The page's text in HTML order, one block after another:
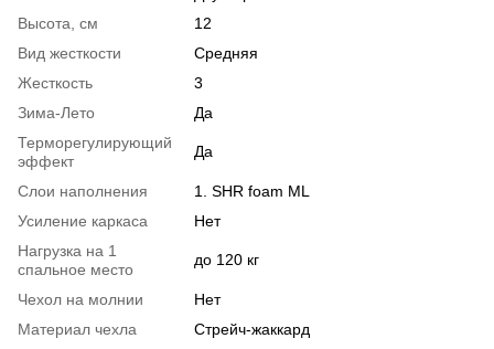
Высота, см
12
Вид жесткости
Средняя
Жесткость
3
Зима-Лето
Да
Терморегулирующий
эффект
Да
Слои наполнения
1. SHR foam ML
Усиление каркаса
Нет
Нагрузка на 1
спальное место
до 120 кг
Чехол на молнии
Нет
Материал чехла
Стрейч-жаккард